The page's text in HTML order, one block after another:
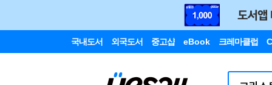
국내도서 외국도서 중고샵 eBook 크레마클럽